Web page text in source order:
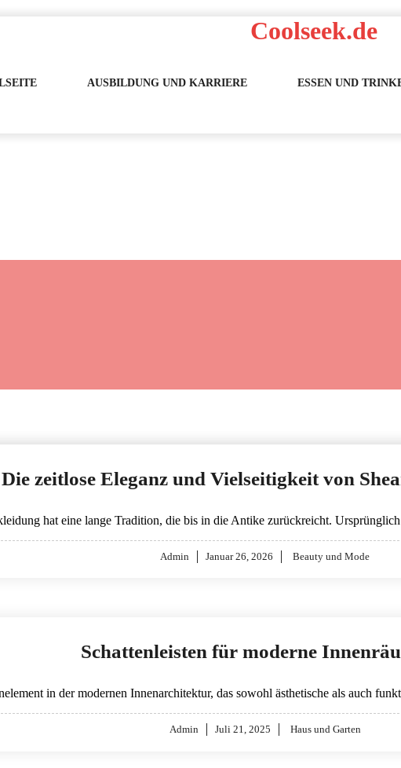
Coolseek.de
AUSBILDUNG UND KARRIERE ESSEN UND
Die zeitlose Eleganz und Vielseitigkeit von
hat eine lange Tradition, die bis in die Antike zurückreicht.
Admin
Posted
Januar 26, 2026 Beauty und Mode
Schattenleisten für moderne
in der modernen Innenarchitektur, das sowohl ästhetische als auch
Admin
Posted
Juli 21, 2025 Haus und Garten